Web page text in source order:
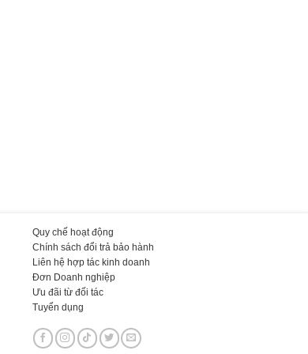
Quy chế hoạt động
Chính sách đổi trả bảo hành
Liên hệ hợp tác kinh doanh
Đơn Doanh nghiệp
Ưu đãi từ đối tác
Tuyển dụng